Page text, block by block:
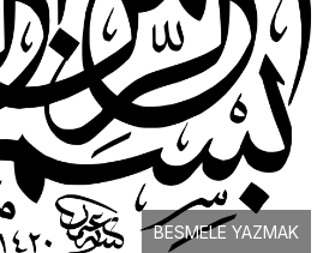
BESMELE YAZMAK